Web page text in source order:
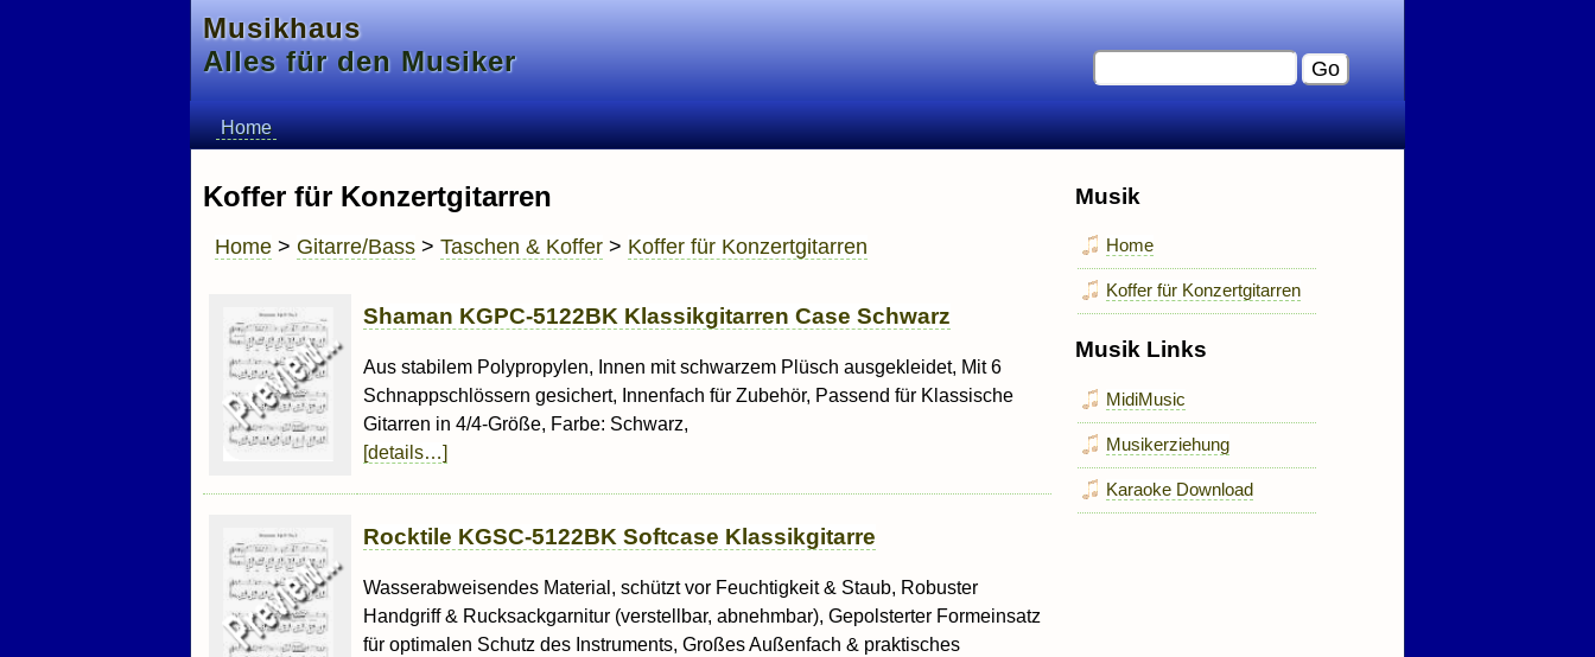
Musikhaus
Alles für den Musiker
Home
Koffer für Konzertgitarren
Home > Gitarre/Bass > Taschen & Koffer > Koffer für Konzertgitarren
Shaman KGPC-5122BK Klassikgitarren Case Schwarz
Aus stabilem Polypropylen, Innen mit schwarzem Plüsch ausgekleidet, Mit 6
Schnappschlössern gesichert, Innenfach für Zubehör, Passend für Klassische
Gitarren in 4/4-Größe, Farbe: Schwarz,
[details…]
Rocktile KGSC-5122BK Softcase Klassikgitarre
Wasserabweisendes Material, schützt vor Feuchtigkeit & Staub, Robuster
Handgriff & Rucksackgarnitur (verstellbar, abnehmbar), Gepolsterter Formeinsatz
für optimalen Schutz des Instruments, Großes Außenfach & praktisches
Musik
Home
Koffer für Konzertgitarren
Musik Links
MidiMusic
Musikerziehung
Karaoke Download